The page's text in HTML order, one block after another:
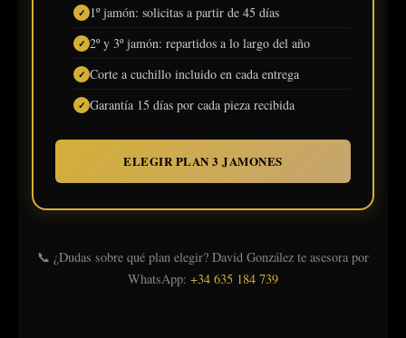
1º jamón: solicitas a partir de 45 días
2º y 3º jamón: repartidos a lo largo del año
Corte a cuchillo incluido en cada entrega
Garantía 15 días por cada pieza recibida
ELEGIR PLAN 3 JAMONES
📞 ¿Dudas sobre qué plan elegir? David González te asesora por
WhatsApp: +34 635 184 739